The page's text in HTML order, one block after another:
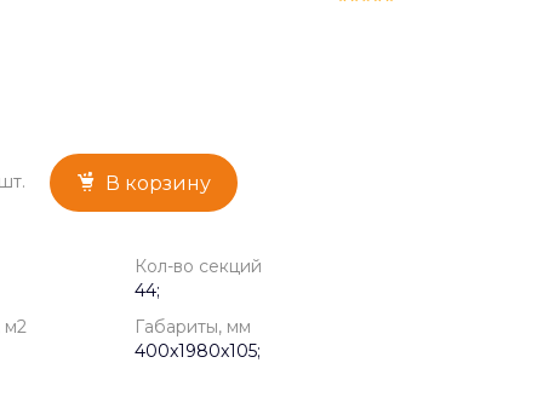
шт. В корзину
Кол-во секций
44;
м2
Габариты, мм
400x1980x105;